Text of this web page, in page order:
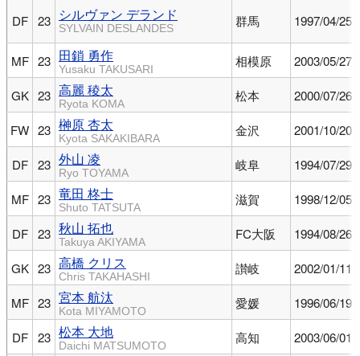
DF 23 シルヴァン デランド
SYLVAIN DESLANDES 群馬 1997/04/25
MF 23 田鎖 勇作
Yusaku TAKUSARI 相模原 2003/05/27
GK 23 高麗 稜太
Ryota KOMA 松本 2000/07/26
FW 23 榊原 杏太
Kyota SAKAKIBARA 金沢 2001/10/20
DF 23 外山 凌
Ryo TOYAMA 岐阜 1994/07/29
MF 23 竜田 柊士
Shuto TATSUTA 滋賀 1998/12/05
DF 23 秋山 拓也
Takuya AKIYAMA FC大阪 1994/08/26
GK 23 高橋 クリス
Chris TAKAHASHI 讃岐 2002/01/11
MF 23 宮本 航汰
Kota MIYAMOTO 愛媛 1996/06/19
DF 23 松本 大地
Daichi MATSUMOTO 高知 2003/06/01